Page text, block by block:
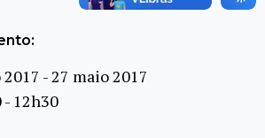
- 27 maio 2017
- 12h30